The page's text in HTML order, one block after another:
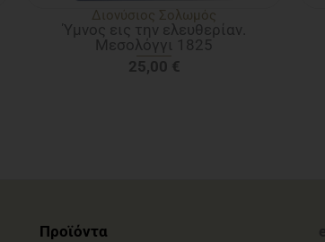
Διονύσιος Σολωμός
Ύμνος εις την ελευθερίαν.
Μεσολόγγι 1825
25,00 €
Προϊόντα